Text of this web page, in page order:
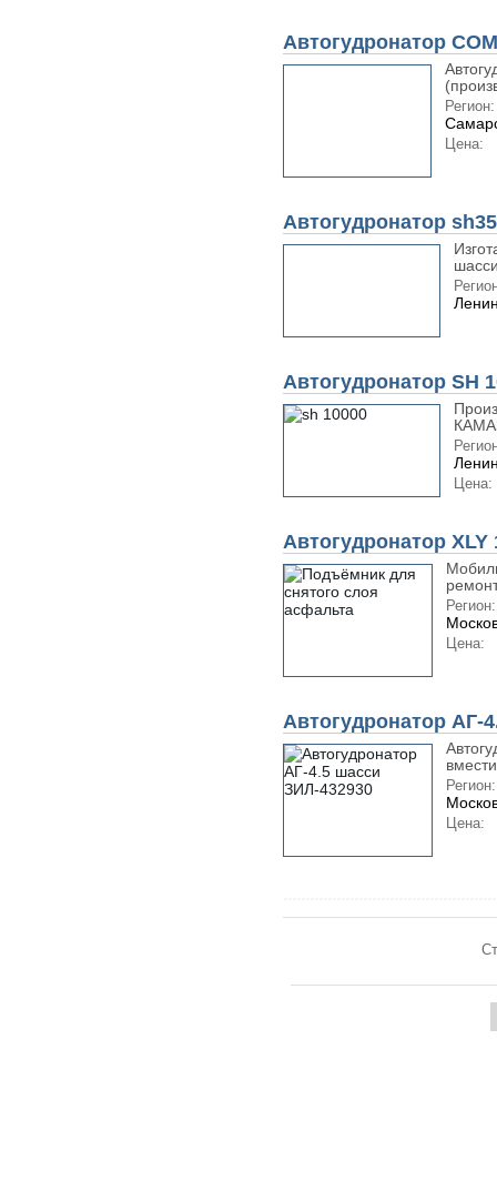
Автогудронатор
Регион:
Цена:
Автогудронатор
Автогудронатор SH
Цена:
Автогудронатор XLY
Регион:
Цена:
Автогудронатор АГ-
Регион:
Цена: